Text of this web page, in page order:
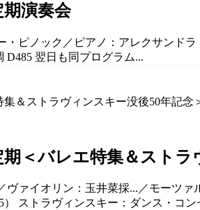
演奏会
・ピノック／ピアノ：アレクサンド
D485 翌日も同プログラム...
＜バレエ特集＆ストラ
ァイオリン：玉井菜採...／モーツ
ストラヴィンスキー：ダンス・コン